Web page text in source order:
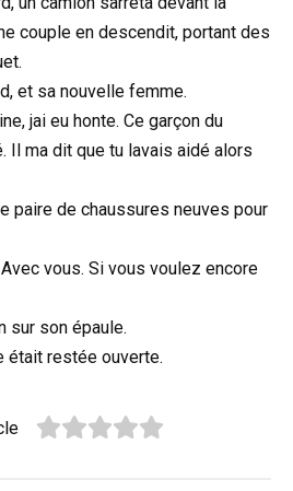
couple en descendit, portant des
et sa nouvelle femme.
jai eu honte. Ce garçon du
Il ma dit que tu lavais aidé alors
paire de chaussures neuves pour
vous. Si vous voulez encore
sur son épaule.
était restée ouverte.